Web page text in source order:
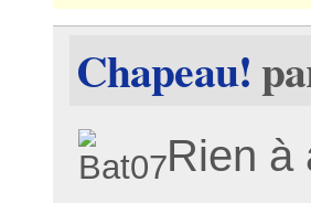
Chapeau!
Rien à